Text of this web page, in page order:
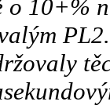
o 10+%